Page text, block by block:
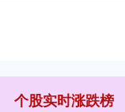
个股实时涨跌榜